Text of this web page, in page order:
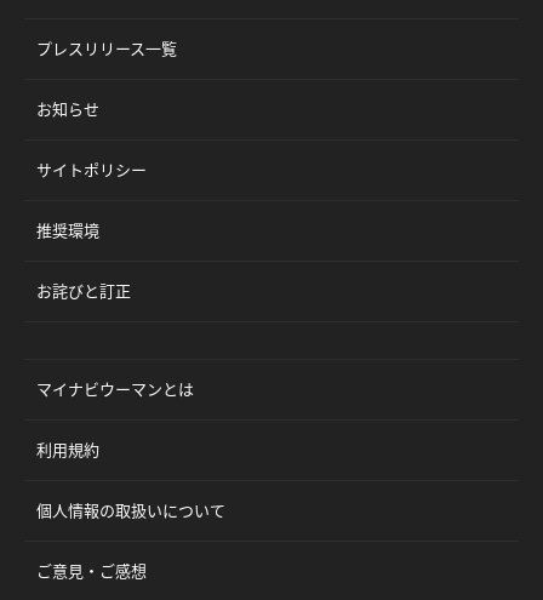
プレスリリース一覧
お知らせ
サイトポリシー
推奨環境
お詫びと訂正
マイナビウーマンとは
利用規約
個人情報の取扱いについて
ご意見・ご感想